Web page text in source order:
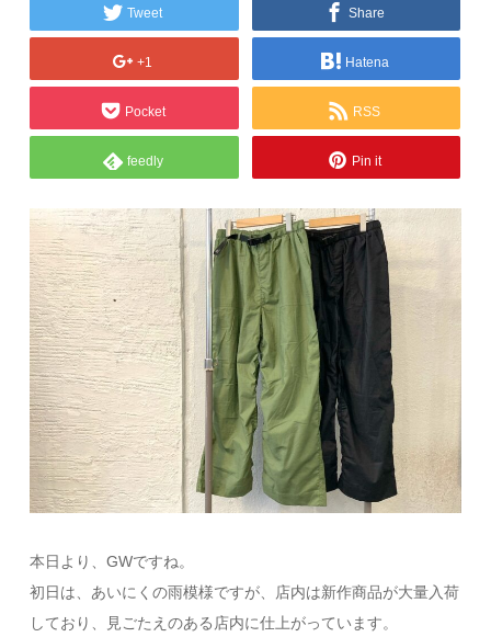
Tweet Share
+1 Hatena
Pocket RSS
feedly Pin it
本日より、GWですね。
初日は、あいにくの雨模様ですが、店内は新作商品が大量入荷
しており、見ごたえのある店内に仕上がっています。